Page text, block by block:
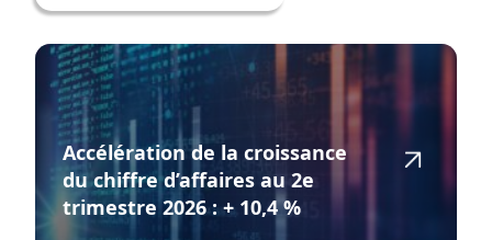
Accélération de la croissance
du chiffre d’affaires au 2e
trimestre 2026 : + 10,4 %